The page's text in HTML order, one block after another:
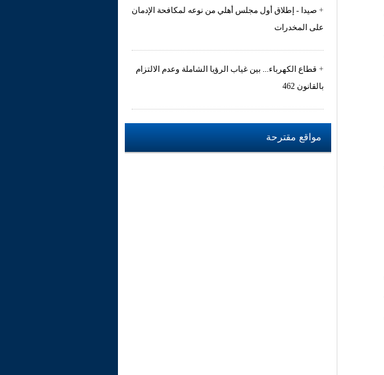
صيدا - إطلاق أول مجلس أهلي من نوعه لمكافحة الإدمان
على المخدرات
قطاع الكهرباء... بين غياب الرؤيا الشاملة وعدم الالتزام
بالقانون 462
مواقع مقترحة